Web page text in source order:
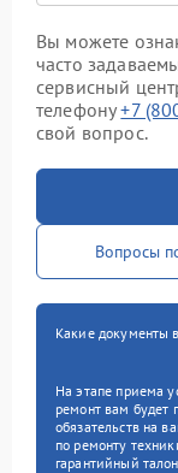
Вы можете
часто
сервисный
телефону+7
свой вопрос.
Вопросы
Какие документы
На этапе приема
ремонт вам будет
обязательств на
по ремонту
гарантийный